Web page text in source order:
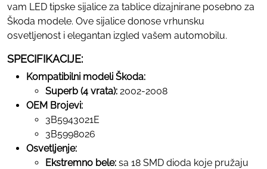
vam LED tipske sijalice za tablice dizajnirane posebno za
Škoda modele. Ove sijalice donose vrhunsku
osvetljenost i elegantan izgled vašem automobilu.
SPECIFIKACIJE:
Kompatibilni modeli Škoda:
Superb (4 vrata): 2002-2008
OEM Brojevi:
3B5943021E
3B5998026
Osvetljenje:
Ekstremno bele: sa 18 SMD dioda koje pružaju